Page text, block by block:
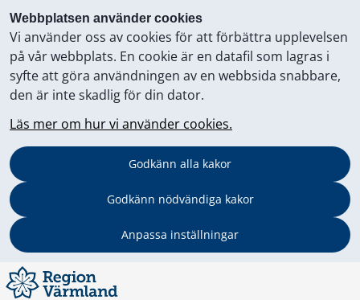
Webbplatsen använder cookies
Vi använder oss av cookies för att förbättra upplevelsen
på vår webbplats. En cookie är en datafil som lagras i
syfte att göra användningen av en webbsida snabbare,
den är inte skadlig för din dator.
Läs mer om hur vi använder cookies.
Godkänn alla kakor
Godkänn nödvändiga kakor
Anpassa inställningar